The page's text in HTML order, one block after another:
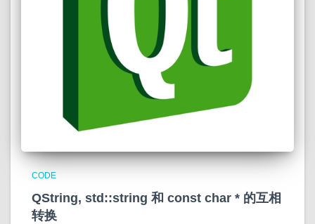
CODE
QString, std::string 和 const char * 的互相
转换